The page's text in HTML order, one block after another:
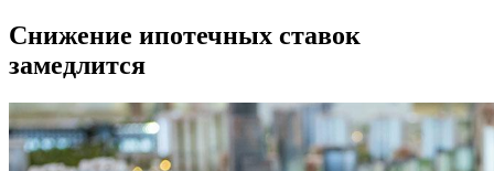
Снижение ипотечных ставок
замедлится